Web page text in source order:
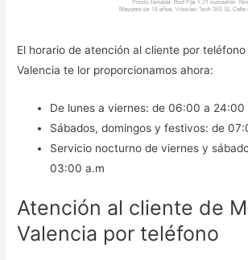
El horario de atención al cliente por
Valencia te lor proporcionamos ahora:
De lunes a viernes: de 06:00 a 24:00
Sábados, domingos y festivos: de
Servicio nocturno de viernes y
03:00 a.m
Atención al cliente de
Valencia por teléfono